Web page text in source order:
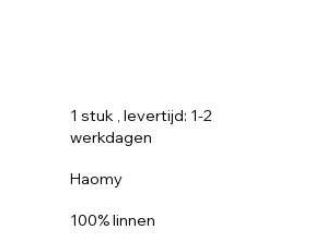
1 stuk , levertijd: 1-2
werkdagen
Haomy
100% linnen